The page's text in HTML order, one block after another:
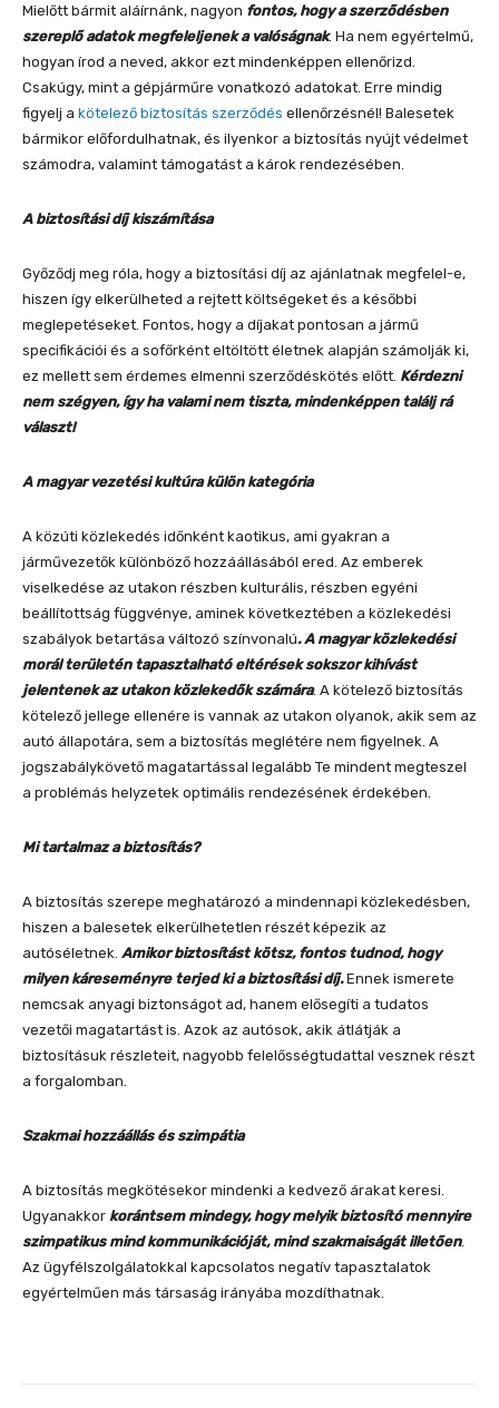
Mielőtt bármit aláírnánk, nagyon fontos, hogy a szerződésben
szereplő adatok megfeleljenek a valóságnak. Ha nem egyértelmű,
hogyan írod a neved, akkor ezt mindenképpen ellenőrizd.
Csakúgy, mint a gépjárműre vonatkozó adatokat. Erre mindig
figyelj a kötelező biztosítás szerződés ellenőrzésnél! Balesetek
bármikor előfordulhatnak, és ilyenkor a biztosítás nyújt védelmet
számodra, valamint támogatást a károk rendezésében.
A biztosítási díj kiszámítása
Győződj meg róla, hogy a biztosítási díj az ajánlatnak megfelel-e,
hiszen így elkerülheted a rejtett költségeket és a későbbi
meglepetéseket. Fontos, hogy a díjakat pontosan a jármű
specifikációi és a sofőrként eltöltött életnek alapján számolják ki,
ez mellett sem érdemes elmenni szerződéskötés előtt. Kérdezni
nem szégyen, így ha valami nem tiszta, mindenképpen találj rá
választ!
A magyar vezetési kultúra külön kategória
A közúti közlekedés időnként kaotikus, ami gyakran a
járművezetők különböző hozzáállásából ered. Az emberek
viselkedése az utakon részben kulturális, részben egyéni
beállítottság függvénye, aminek következtében a közlekedési
szabályok betartása változó színvonalú. A magyar közlekedési
morál területén tapasztalható eltérések sokszor kihívást
jelentenek az utakon közlekedők számára. A kötelező biztosítás
kötelező jellege ellenére is vannak az utakon olyanok, akik sem az
autó állapotára, sem a biztosítás meglétére nem figyelnek. A
jogszabálykövető magatartással legalább Te mindent megteszel
a problémás helyzetek optimális rendezésének érdekében.
Mi tartalmaz a biztosítás?
A biztosítás szerepe meghatározó a mindennapi közlekedésben,
hiszen a balesetek elkerülhetetlen részét képezik az
autóséletnek. Amikor biztosítást kötsz, fontos tudnod, hogy
milyen káreseményre terjed ki a biztosítási díj.Ennek ismerete
nemcsak anyagi biztonságot ad, hanem elősegíti a tudatos
vezetői magatartást is. Azok az autósok, akik átlátják a
biztosításuk részleteit, nagyobb felelősségtudattal vesznek részt
a forgalomban.
Szakmai hozzáállás és szimpátia
A biztosítás megkötésekor mindenki a kedvező árakat keresi.
Ugyanakkor korántsem mindegy, hogy melyik biztosító mennyire
szimpatikus mind kommunikációját, mind szakmaiságát illetően.
Az ügyfélszolgálatokkal kapcsolatos negatív tapasztalatok
egyértelműen más társaság irányába mozdíthatnak.